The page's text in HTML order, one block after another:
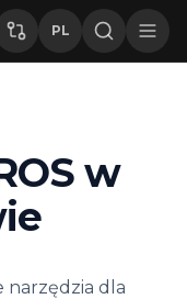
PL
w
narzędzia dla